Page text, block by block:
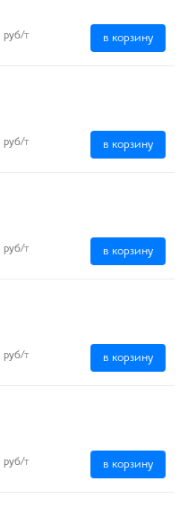
руб/т в корзину
руб/т в корзину
руб/т в корзину
руб/т в корзину
руб/т в корзину